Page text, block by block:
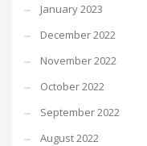
January 2023
December 2022
November 2022
October 2022
September 2022
August 2022